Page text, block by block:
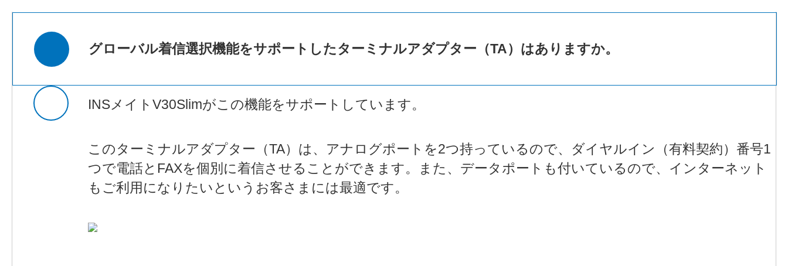
グローバル着信選択機能をサポートしたターミナルアダプター（TA）はありますか。
INSメイトV30Slimがこの機能をサポートしています。
このターミナルアダプター（TA）は、アナログポートを2つ持っているので、ダイヤルイン（有料契約）番号1
つで電話とFAXを個別に着信させることができます。また、データポートも付いているので、インターネット
もご利用になりたいというお客さまには最適です。